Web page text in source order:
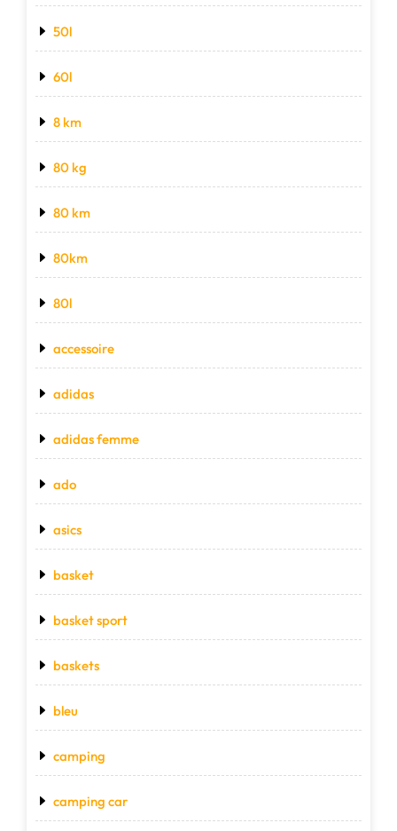
50l
60l
8 km
80 kg
80 km
80km
80l
accessoire
adidas
adidas femme
ado
asics
basket
basket sport
baskets
bleu
camping
camping car